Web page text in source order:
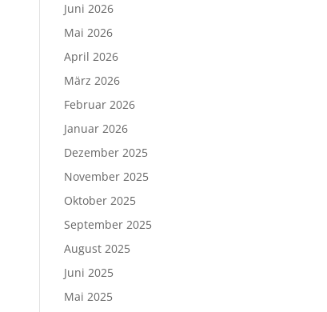
Juni 2026
Mai 2026
April 2026
März 2026
Februar 2026
Januar 2026
Dezember 2025
November 2025
Oktober 2025
September 2025
August 2025
Juni 2025
Mai 2025